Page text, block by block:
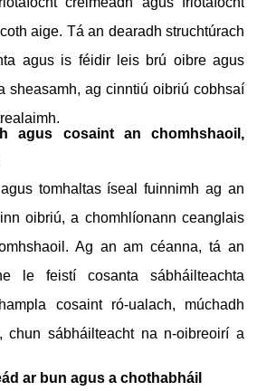
aige. Tá an dearadh struchtúrach
agus is féidir leis brú oibre agus
sheasamh, ag cinntiú oibriú cobhsaí
agus cosaint an chomhshaoil,
tomhaltas íseal fuinnimh ag an
oibriú, a chomhlíonann ceanglais
Ag an am céanna, tá an
le feistí cosanta sábháilteachta
cosaint ró-ualach, múchadh
chun sábháilteacht na n-oibreoirí a
ar bun agus a chothabháil